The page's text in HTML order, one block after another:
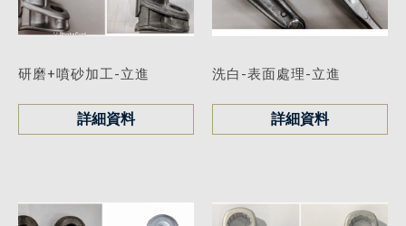
研磨+噴砂加工-立進
詳細資料
洗白-表面處理-立進
詳細資料